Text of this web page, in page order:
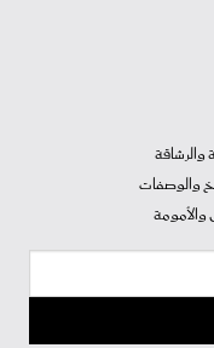
والرشاقة
والوصفات
والأمومة